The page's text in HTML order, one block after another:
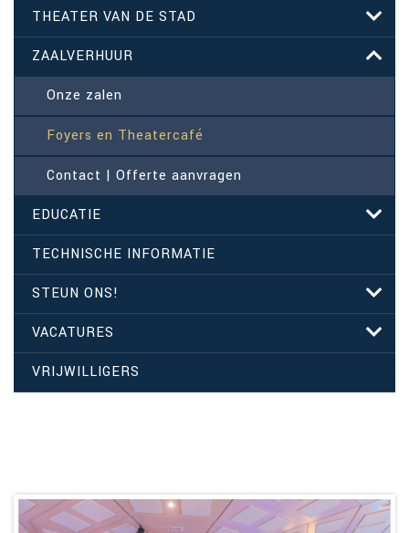
THEATER VAN DE STAD
ZAALVERHUUR
Onze zalen
Foyers en Theatercafé
Contact | Offerte aanvragen
EDUCATIE
TECHNISCHE INFORMATIE
STEUN ONS!
VACATURES
VRIJWILLIGERS